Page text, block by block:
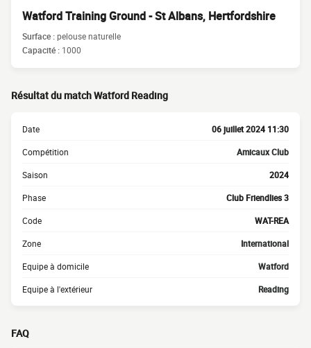
Watford Training Ground - St Albans, Hertfordshire
Surface :pelouse naturelle
Capacité : 1000
Résultat du match Watford Reading
Date 06 juillet 2024 11:30
Compétition Amicaux Club
Saison 2024
Phase Club Friendlies 3
Code WAT-REA
Zone International
Equipe à domicile Watford
Equipe à l'extérieur Reading
FAQ